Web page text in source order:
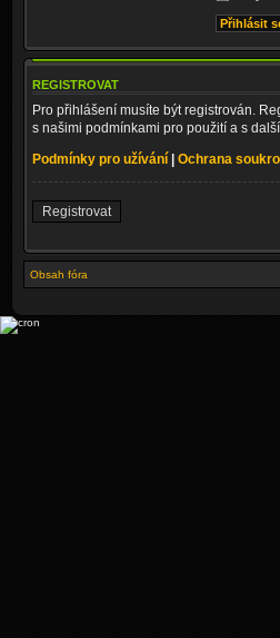
REGISTROVAT
Pro přihlášení musíte být registrován.
s našimi podmínkami pro použití a s
Podmínky pro užívání | Ochrana
Registrovat
Obsah fóra